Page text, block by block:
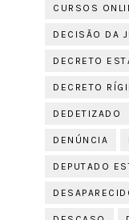
CURSOS
DECISÃO DA
DECRETO
DECRETO
DEDETIZADO
DENÚNCIA
DEPUTADO